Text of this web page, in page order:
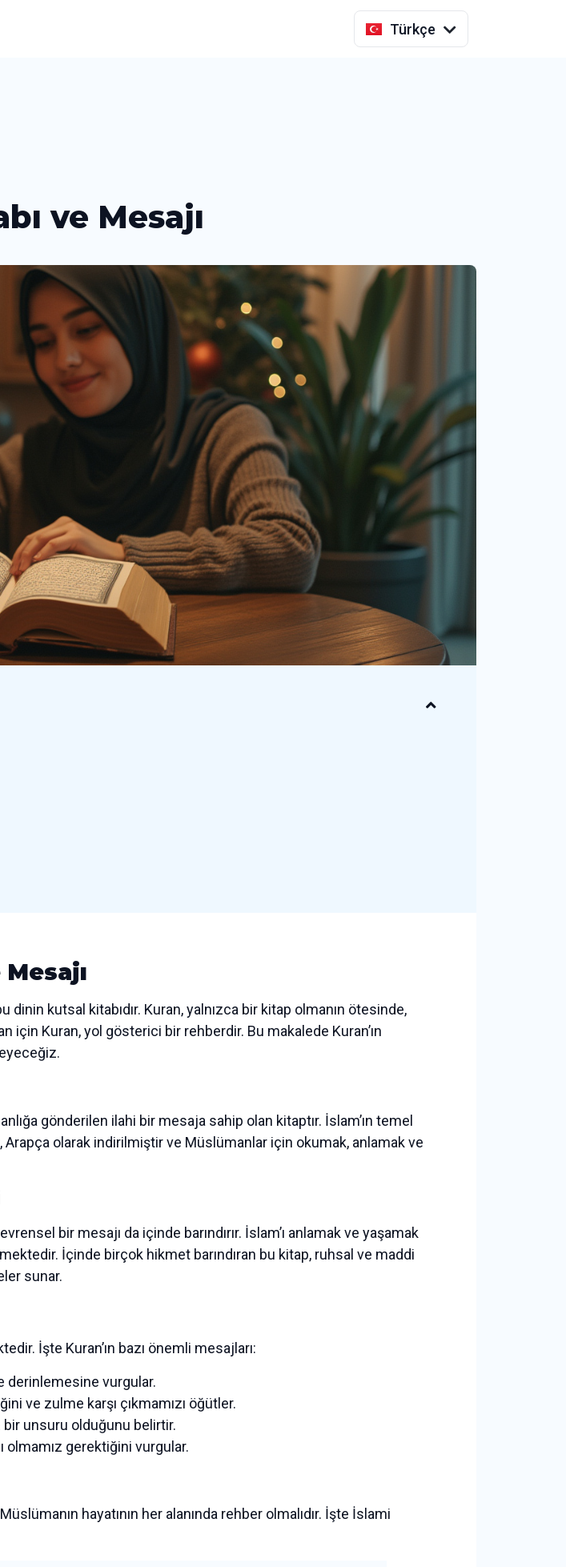
Türkçe
Indonesia
ve Mesajı
kutsal kitabıdır. Kuran, yalnızca bir kitap olmanın ötesinde,
Kuran, yol gösterici bir rehberdir. Bu makalede Kuran’ın
gönderilen ilahi bir mesaja sahip olan kitaptır. İslam’ın temel
Arapça olarak indirilmiştir ve Müslümanlar için okumak, anlamak ve
bir mesajı da içinde barındırır. İslam’ı anlamak ve yaşamak
İçinde birçok hikmet barındıran bu kitap, ruhsal ve maddi
sunar.
İşte Kuran’ın bazı önemli mesajları:
derinlemesine vurgular.
ve zulme karşı çıkmamızı öğütler.
unsuru olduğunu belirtir.
olmamız gerektiğini vurgular.
hayatının her alanında rehber olmalıdır. İşte İslami